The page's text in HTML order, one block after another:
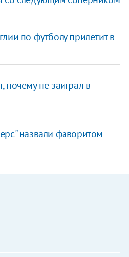
по футболу прилетит в
почему не заиграл в
назвали фаворитом